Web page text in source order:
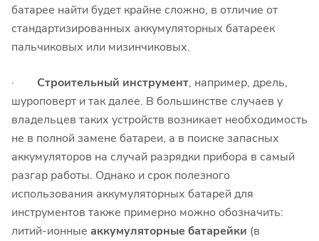
батарее найти будет крайне сложно, в отличие от
стандартизированных аккумуляторных батареек
пальчиковых или мизинчиковых.
· Строительный инструмент, например, дрель,
шуроповерт и так далее. В большинстве случаев у
владельцев таких устройств возникает необходимость
не в полной замене батареи, а в поиске запасных
аккумуляторов на случай разрядки прибора в самый
разгар работы. Однако и срок полезного
использования аккумуляторных батарей для
инструментов также примерно можно обозначить:
литий-ионные аккумуляторные батарейки (в